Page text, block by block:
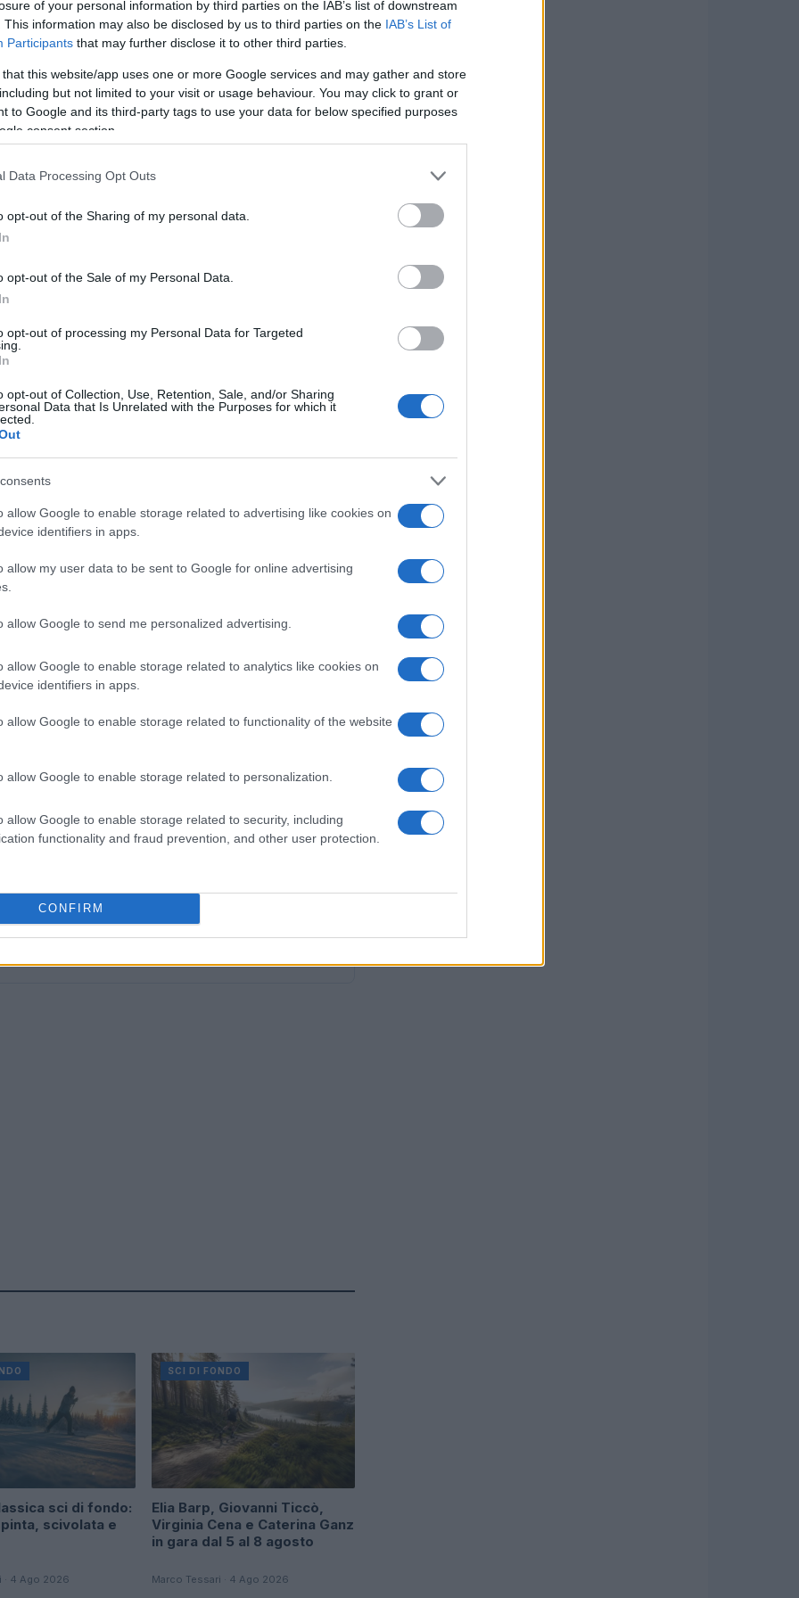
of your personal information by third parties on the IAB’s list of downstream
This information may also be disclosed by us to third parties on the IAB’s List of
Participants that may further disclose it to other third parties.
that this website/app uses one or more Google services and may gather and store
but not limited to your visit or usage behaviour. You may click to grant or
to Google and its third-party tags to use your data for below specified purposes
consent section.
Data Processing Opt Outs
opt-out of the Sharing of my personal data.
opt-out of the Sale of my Personal Data.
opt-out of processing my Personal Data for Targeted
opt-out of Collection, Use, Retention, Sale, and/or Sharing
Data that Is Unrelated with the Purposes for which it
allow Google to enable storage related to advertising like cookies on
identifiers in apps.
allow my user data to be sent to Google for online advertising
allow Google to send me personalized advertising.
allow Google to enable storage related to analytics like cookies on
identifiers in apps.
allow Google to enable storage related to functionality of the website
allow Google to enable storage related to personalization.
allow Google to enable storage related to security, including
functionality and fraud prevention, and other user protection.
CONFIRM
della pressione
due errori al poligono, la sua
da non destare preoccupazioni. “È
ha affermato, esprimendo la gioia di
nel mantenere la calma e la
si fa serrata, è un aspetto che la
saputo affrontare un gruppo di testa molto
mentale è pari a quella fisica.
posti e due terzi posti, Elvira Öberg non è
La sua costanza e determinazione le
un vantaggio significativo sulle sue
e la francese Lou Jeanmonnot. La sua
appassionati di biathlon, che ora la
finale della Coppa del Mondo.
sci di fondo:
scivolata e
· 4 Ago 2026
SCI DI FONDO
Elia Barp, Giovanni Ticcò,
Virginia Cena e Caterina Ganz
in gara dal 5 al 8 agosto
Marco Tessari · 4 Ago 2026